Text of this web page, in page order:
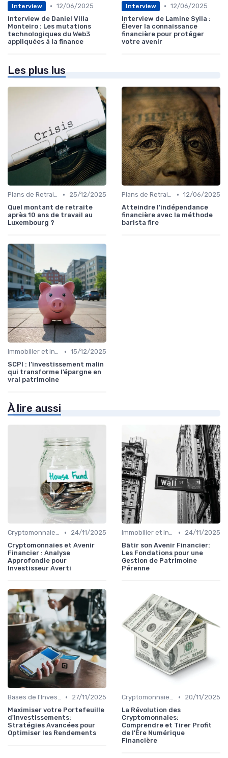
Interview • 12/06/2025
Interview de Daniel Villa
Monteiro : Les mutations
technologiques du Web3
appliquées à la finance
Interview • 12/06/2025
Interview de Lamine Sylla :
Élever la connaissance
financière pour protéger
votre avenir
Les plus lus
Plans de Retraite et Pensions •
25/12/2025
Quel montant de retraite
après 10 ans de travail au
Luxembourg ?
Plans de Retraite et Pensions • 12/06/2025
Atteindre l'indépendance
financière avec la méthode
barista fire
Immobilier et Investissements Locatifs • 15/12/2025
SCPI : l’investissement malin
qui transforme l’épargne en
vrai patrimoine
À lire aussi
Cryptomonnaies et Technologies Financières •
24/11/2025
Cryptomonnaies et Avenir
Financier : Analyse
Approfondie pour
Investisseur Averti
Immobilier et Investissements Locatifs •
24/11/2025
Bâtir son Avenir Financier:
Les Fondations pour une
Gestion de Patrimoine
Pérenne
Bases de l'Investissement •
27/11/2025
Maximiser votre Portefeuille
d'Investissements:
Stratégies Avancées pour
Optimiser les Rendements
Cryptomonnaies et Technologies Financières •
20/11/2025
La Révolution des
Cryptomonnaies:
Comprendre et Tirer Profit
de l'Ère Numérique
Financière